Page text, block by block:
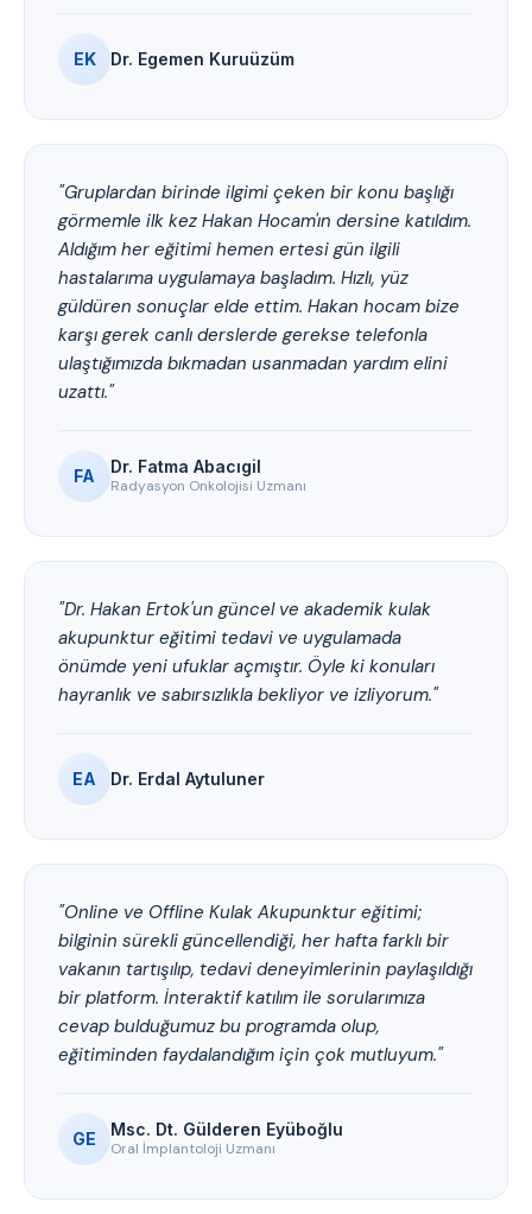
EK Dr. Egemen Kuruüzüm
"Gruplardan birinde ilgimi çeken bir konu başlığı
görmemle ilk kez Hakan Hocam'ın dersine katıldım.
Aldığım her eğitimi hemen ertesi gün ilgili
hastalarıma uygulamaya başladım. Hızlı, yüz
güldüren sonuçlar elde ettim. Hakan hocam bize
karşı gerek canlı derslerde gerekse telefonla
ulaştığımızda bıkmadan usanmadan yardım elini
uzattı."
FA Dr. Fatma Abacıgil
Radyasyon Onkolojisi Uzmanı
"Dr. Hakan Ertok'un güncel ve akademik kulak
akupunktur eğitimi tedavi ve uygulamada
önümde yeni ufuklar açmıştır. Öyle ki konuları
hayranlık ve sabırsızlıkla bekliyor ve izliyorum."
EA Dr. Erdal Aytuluner
"Online ve Offline Kulak Akupunktur eğitimi;
bilginin sürekli güncellendiği, her hafta farklı bir
vakanın tartışılıp, tedavi deneyimlerinin paylaşıldığı
bir platform. İnteraktif katılım ile sorularımıza
cevap bulduğumuz bu programda olup,
eğitiminden faydalandığım için çok mutluyum."
GE Msc. Dt. Gülderen Eyüboğlu
Oral İmplantoloji Uzmanı